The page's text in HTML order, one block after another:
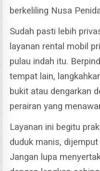
berkeliling Nusa
Sudah pasti lebih
layanan rental mobil
pulau indah itu.
tempat lain,
bukit atau dengarkan
perairan yang
Layanan ini begitu
duduk manis,
Jangan lupa